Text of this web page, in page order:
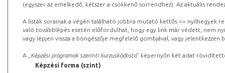
(egyszer az emelkedő, kétszer a csökkenő sorrendhez). Az aktuális
A listák sorainak a végén található jobbra mutató kettős >> nyílhegyek
való továbblépés esetén előfordulhat, hogy egy link már védett, nem
vagy lépjen vissza a böngészője megfelelő gombjával, vagy
A „ Képzési programok szerinti kurzuskódlista” képernyőn két adat
Képzési forma (szint)